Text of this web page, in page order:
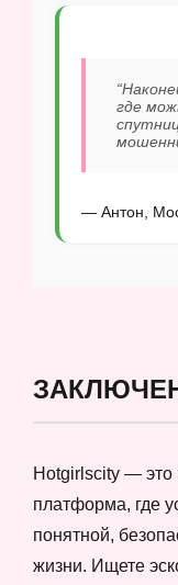
где
— Антон,
Hotgirlscity — это
платформа, где
понятной,
жизни. Ищете